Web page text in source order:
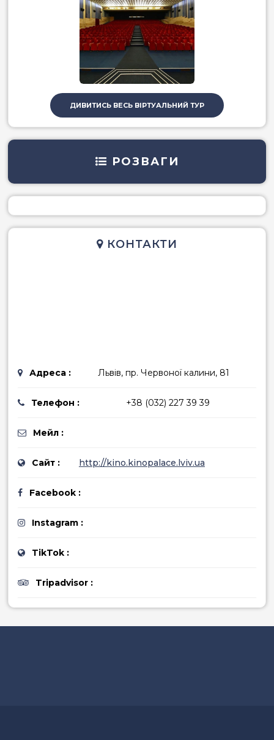
ДИВИТИСЬ ВЕСЬ ВІРТУАЛЬНИЙ ТУР
РОЗВАГИ
КОНТАКТИ
Адреса : Львів, пр. Червоної калини, 81
Телефон : +38 (032) 227 39 39
Мейл :
Сайт : http://kino.kinopalace.lviv.ua
Facebook :
Instagram :
TikTok :
Tripadvisor :